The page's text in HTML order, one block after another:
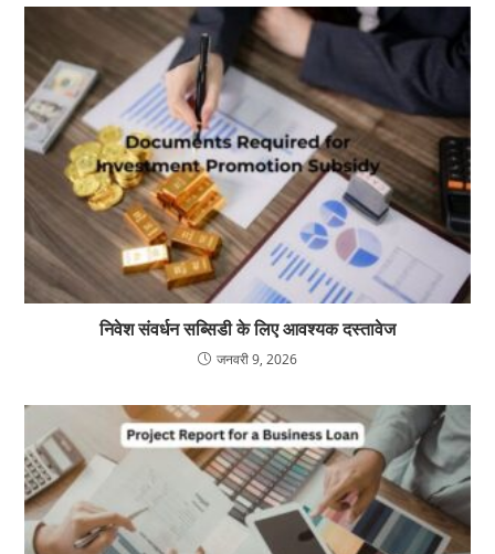
निवेश संवर्धन सब्सिडी के लिए आवश्यक दस्तावेज
जनवरी 9, 2026